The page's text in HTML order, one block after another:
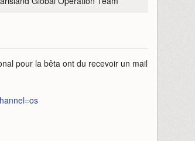
pour la bêta ont du recevoir un mail